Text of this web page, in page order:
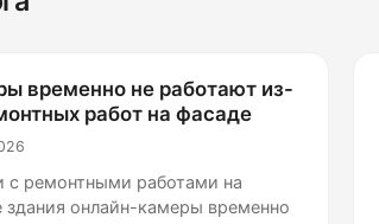
временно не работают из-
работ на фасаде
с ремонтными работами на
здания онлайн-камеры временно